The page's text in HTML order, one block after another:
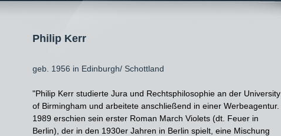
Philip Kerr
geb. 1956 in Edinburgh/ Schottland
"Philip Kerr studierte Jura und Rechtsphilosophie an der University
of Birmingham und arbeitete anschließend in einer Werbeagentur.
1989 erschien sein erster Roman March Violets (dt. Feuer in
Berlin), der in den 1930er Jahren in Berlin spielt, eine Mischung